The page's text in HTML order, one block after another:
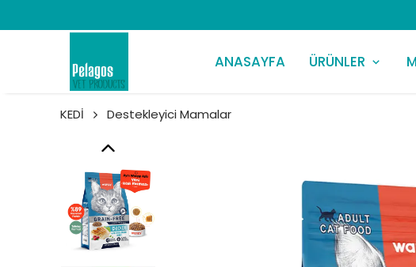
ANASAYFA ÜRÜNLER
KEDİ Destekleyici Mamalar